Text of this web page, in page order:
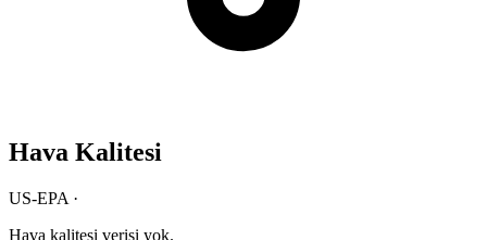
Hava Kalitesi
US-EPA ·
Hava kalitesi verisi yok.